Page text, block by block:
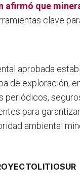
afirmó que
clave
aprobada
de exploración,
para
ambiental
LITIOSUR